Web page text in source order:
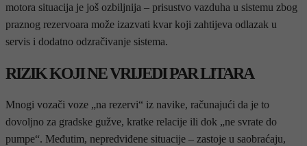
motora situacija je još ozbiljnija – prisustvo vazduha u sistemu zbog
praznog rezervoara može izazvati kvar koji zahtijeva odlazak u
servis i dodatno odzračivanje sistema.
RIZIK KOJI NE VRIJEDI PAR LITARA
Mnogi vozači voze „na rezervi“ iz navike, računajući da je to
dovoljno za gradske gužve, kratke relacije ili dok „ne svrate do
pumpe“. Međutim, nepredviđene situacije – zastoje u saobraćaju,